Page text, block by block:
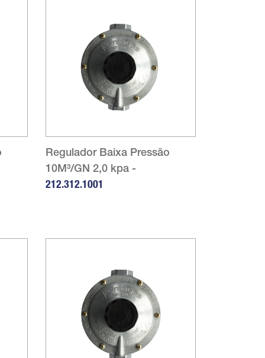
Regulador Baixa Pressão
10M³/GN 2,0 kpa -
212.312.1001